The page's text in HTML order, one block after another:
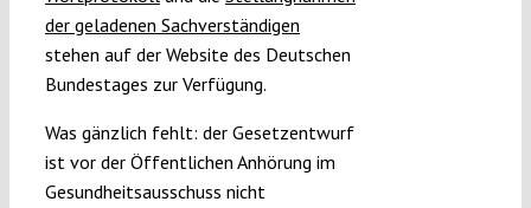
der geladenen Sachverständigen
stehen auf der Website des Deutschen
Bundestages zur Verfügung.
Was gänzlich fehlt: der Gesetzentwurf
ist vor der Öffentlichen Anhörung im
Gesundheitsausschuss nicht